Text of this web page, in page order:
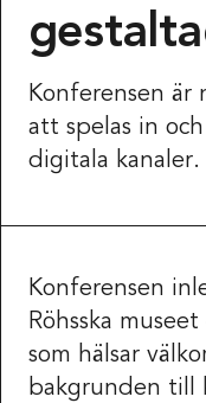
Konferensen är
att spelas in
digitala
Konferensen
Röhsska
som hälsar
bakgrunden till